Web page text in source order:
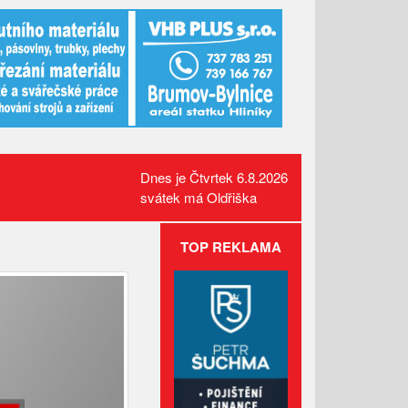
Administrativní budova z
Valašska patří mezi nejlepší
dřevostavby Evropy
Lávka pro pěší za hasičárnou
ve Valašských Kloboukách je
Dnes je Čtvrtek 6.8.2026
svátek má Oldřiška
TOP REKLAMA